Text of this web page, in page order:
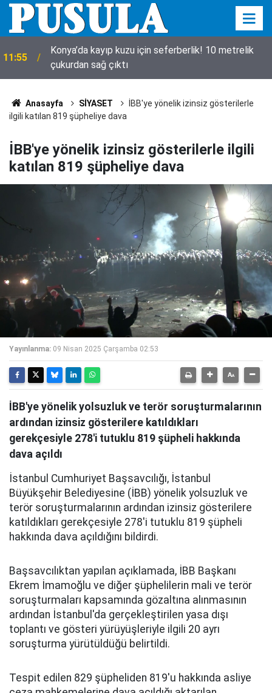
11:55
Konya’da kayıp kuzu için seferberlik! 10 metrelik
çukurdan sağ çıktı
Anasayfa SİYASET
İBB'ye yönelik izinsiz gösterilerle
ilgili katılan 819 şüpheliye dava
İBB'ye yönelik izinsiz gösterilerle ilgili
katılan 819 şüpheliye dava
Yayınlanma: 09 Nisan 2025 Çarşamba 02:53
İBB'ye yönelik yolsuzluk ve terör soruşturmalarının
ardından izinsiz gösterilere katıldıkları
gerekçesiyle 278'i tutuklu 819 şüpheli hakkında
dava açıldı
İstanbul Cumhuriyet Başsavcılığı, İstanbul
Büyükşehir Belediyesine (İBB) yönelik yolsuzluk ve
terör soruşturmalarının ardından izinsiz gösterilere
katıldıkları gerekçesiyle 278'i tutuklu 819 şüpheli
hakkında dava açıldığını bildirdi.
Başsavcılıktan yapılan açıklamada, İBB Başkanı
Ekrem İmamoğlu ve diğer şüphelilerin mali ve terör
soruşturmaları kapsamında gözaltına alınmasının
ardından İstanbul'da gerçekleştirilen yasa dışı
toplantı ve gösteri yürüyüşleriyle ilgili 20 ayrı
soruşturma yürütüldüğü belirtildi.
Tespit edilen 829 şüpheliden 819'u hakkında asliye